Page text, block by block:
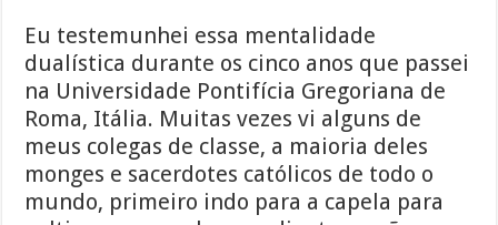
Eu testemunhei essa mentalidade
dualística durante os cinco anos que passei
na Universidade Pontifícia Gregoriana de
Roma, Itália. Muitas vezes vi alguns de
meus colegas de classe, a maioria deles
monges e sacerdotes católicos de todo o
mundo, primeiro indo para a capela para